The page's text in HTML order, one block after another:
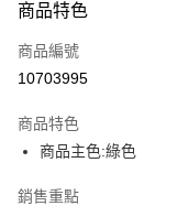
信用卡一次付款
LINE Pay
街口支付
悠遊付
商品特色
商品編號
10703995
商品特色
商品主色:綠色
銷售重點